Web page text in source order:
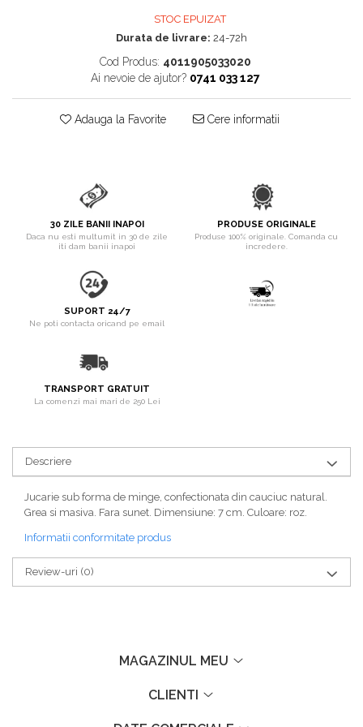
Identificare
Dresaj & Sport
STOC EPUIZAT
Durata de livrare: 24-72h
Cod Produs: 4011905033020
Ai nevoie de ajutor? 0741 033 127
Adauga la Favorite Cere informatii
30 ZILE BANII INAPOI
Daca nu esti multumit in 30 de zile
iti dam banii inapoi
PRODUSE ORIGINALE
Produse 100% originale. Comanda cu
incredere.
SUPORT 24/7
Ne poti contacta oricand pe email
TRANSPORT GRATUIT
La comenzi mai mari de 250 Lei
Descriere
Jucarie sub forma de minge, confectionata din cauciuc natural.
Grea si masiva. Fara sunet. Dimensiune: 7 cm. Culoare: roz.
Informatii conformitate produs
Review-uri (0)
MAGAZINUL MEU
CLIENTI